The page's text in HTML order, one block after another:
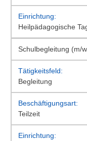
Heilpädagogische
Schulbegleitung (m/
Begleitung
Teilzeit